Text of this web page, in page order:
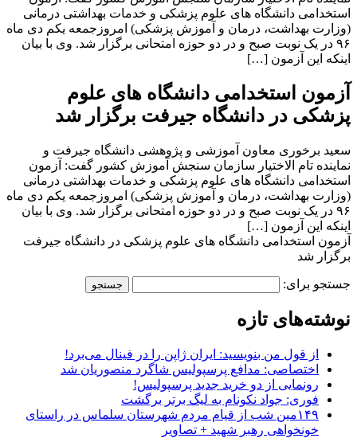
استخدامی دانشگاه های علوم پزشکی و خدمات بهداشتی درمانی
(وزارت بهداشت، درمان و آموزش پزشکی) امروزجمعه یکم دی ماه
۹۶ در یک نوبت صبح و در دو حوزه امتحانی برگزار شد. وی با بیان
اینکه این آزمون […]
آزمون استخدامی دانشگاه های علوم
پزشکی در دانشگاه جیرفت برگزار شد
سعید برخوری معاون آموزشی و پژوهشی دانشگاه جیرفت و
نماینده تام الاختیار سازمان سنجش آموزش کشور گفت: آزمون
استخدامی دانشگاه های علوم پزشکی و خدمات بهداشتی درمانی
(وزارت بهداشت، درمان و آموزش پزشکی) امروزجمعه یکم دی ماه
۹۶ در یک نوبت صبح و در دو حوزه امتحانی برگزار شد. وی با بیان
اینکه این آزمون […]
آزمون استخدامی دانشگاه های علوم پزشکی در دانشگاه جیرفت
برگزار شد
جستجو برای:
نوشته‌های تازه
از قول من بنویسید: ایران ژاپن را در فینال می‌برد!
اختصاصی: مدافع پرسپولیس شاگرد منصوریان شد
رونمایی از دو خرید جدید پرسپولیس!
فوری: جواد نکونام به لیگ برتر برگشت
۱۴۹مین شب از قیام مردم شهرستان سلماس در راستای
خونخواهی رهبر شهید + تصاویر